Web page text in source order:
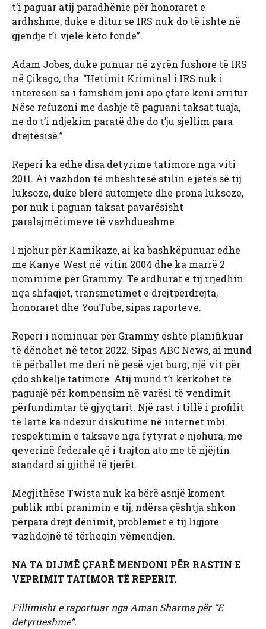
t’i paguar atij paradhënie për honoraret e
ardhshme, duke e ditur se IRS nuk do të ishte në
gjendje t’i vjelë këto fonde”.
Adam Jobes, duke punuar në zyrën fushore të IRS
në Çikago, tha: “Hetimit Kriminal i IRS nuk i
intereson sa i famshëm jeni apo çfarë keni arritur.
Nëse refuzoni me dashje të paguani taksat tuaja,
ne do t’i ndjekim paratë dhe do t’ju sjellim para
drejtësisë.”
Reperi ka edhe disa detyrime tatimore nga viti
2011. Ai vazhdon të mbështesë stilin e jetës së tij
luksoze, duke blerë automjete dhe prona luksoze,
por nuk i paguan taksat pavarësisht
paralajmërimeve të vazhdueshme.
I njohur për Kamikaze, ai ka bashkëpunuar edhe
me Kanye West në vitin 2004 dhe ka marrë 2
nominime për Grammy. Të ardhurat e tij rrjedhin
nga shfaqjet, transmetimet e drejtpërdrejta,
honoraret dhe YouTube, sipas raporteve.
Reperi i nominuar për Grammy është planifikuar
të dënohet në tetor 2022. Sipas ABC News, ai mund
të përballet me deri në pesë vjet burg, një vit për
çdo shkelje tatimore. Atij mund t’i kërkohet të
paguajë për kompensim në varësi të vendimit
përfundimtar të gjyqtarit. Një rast i tillë i profilit
të lartë ka ndezur diskutime në internet mbi
respektimin e taksave nga fytyrat e njohura, me
qeverinë federale që i trajton ato me të njëjtin
standard si gjithë të tjerët.
Megjithëse Twista nuk ka bërë asnjë koment
publik mbi pranimin e tij, ndërsa çështja shkon
përpara drejt dënimit, problemet e tij ligjore
vazhdojnë të tërheqin vëmendjen.
NA TA DIJMË ÇFARË MENDONI PËR RASTIN E
VEPRIMIT TATIMOR TË REPERIT.
Fillimisht e raportuar nga Aman Sharma për “E
detyrueshme”.